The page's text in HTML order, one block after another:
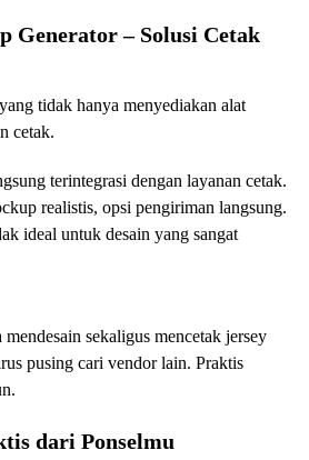
Generator – Solusi Cetak
tidak hanya menyediakan alat
cetak.
terintegrasi dengan layanan cetak.
realistis, opsi pengiriman langsung.
ideal untuk desain yang sangat
sekaligus mencetak jersey
pusing cari vendor lain. Praktis
dari Ponselmu